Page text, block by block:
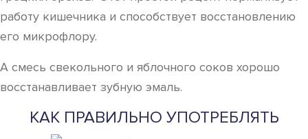
работу кишечника и способствует восстановлению
его микрофлору.
А смесь свекольного и яблочного соков хорошо
восстанавливает зубную эмаль.
КАК ПРАВИЛЬНО УПОТРЕБЛЯТЬ